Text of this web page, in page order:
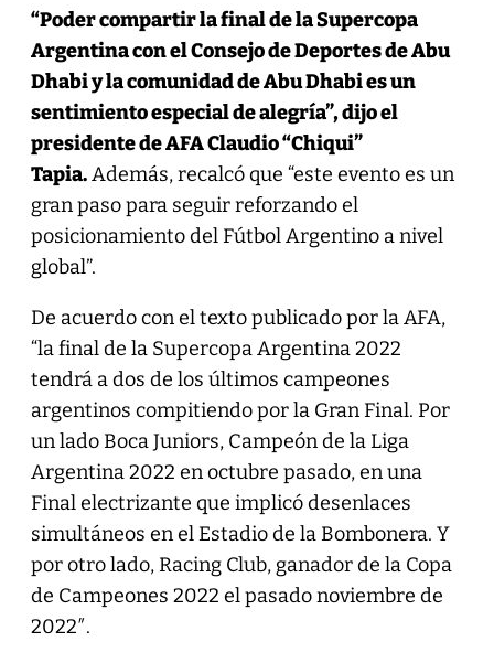
“Poder compartir la final de la Supercopa
Argentina con el Consejo de Deportes de Abu
Dhabi y la comunidad de Abu Dhabi es un
sentimiento especial de alegría”, dijo el
presidente de AFA Claudio “Chiqui”
Tapia.Además, recalcó que “este evento es un
gran paso para seguir reforzando el
posicionamiento del Fútbol Argentino a nivel
global”.
De acuerdo con el texto publicado por la AFA,
“la final de la Supercopa Argentina 2022
tendrá a dos de los últimos campeones
argentinos compitiendo por la Gran Final. Por
un lado Boca Juniors, Campeón de la Liga
Argentina 2022 en octubre pasado, en una
Final electrizante que implicó desenlaces
simultáneos en el Estadio de la Bombonera. Y
por otro lado, Racing Club, ganador de la Copa
de Campeones 2022 el pasado noviembre de
2022″.